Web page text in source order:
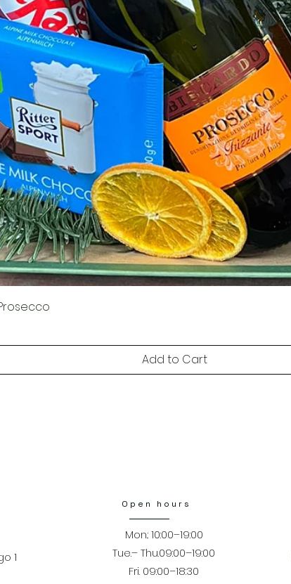
Add to Cart
Open hours
1
Mon.: 10:00–19:00
Tue.– Thu.09:00–19:00
Fri. 09:00–18:30